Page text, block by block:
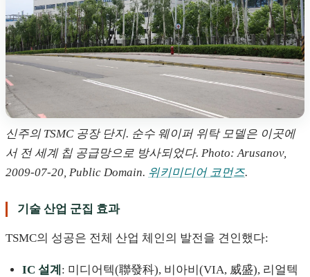
신주의 TSMC 공장 단지. 순수 웨이퍼 위탁 모델은 이곳에
서 전 세계 칩 공급망으로 방사되었다. Photo: Arusanov,
2009-07-20, Public Domain. 위키미디어 코먼즈.
기술 산업 군집 효과
TSMC의 성공은 전체 산업 체인의 발전을 견인했다:
IC 설계 : 미디어텍(聯發科), 비아비(VIA, 威盛), 리얼텍